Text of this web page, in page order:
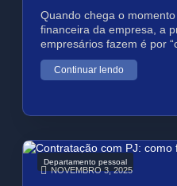
Quando chega o
financeira da empresa, a
empresários fazem é por
Continuar lendo
Departamento pessoal
NOVEMBRO 3, 2025